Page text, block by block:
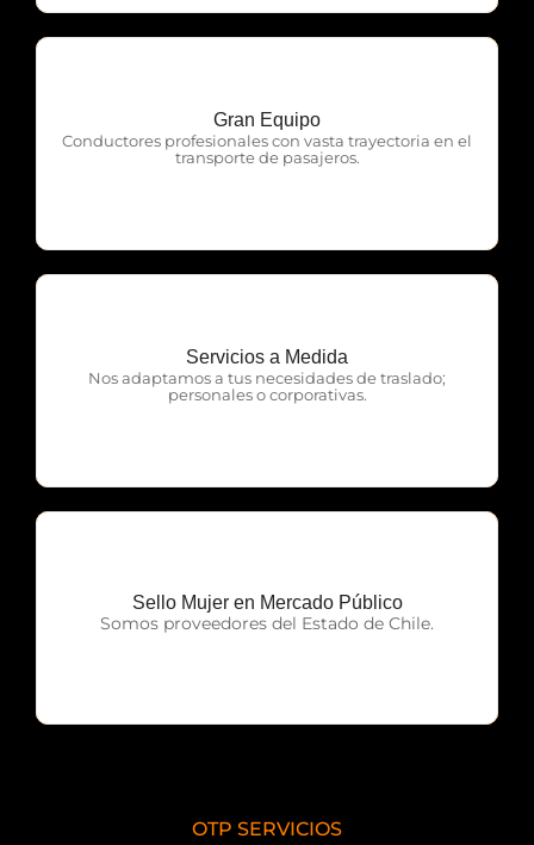
Gran Equipo
Conductores profesionales con vasta trayectoria en el
transporte de pasajeros.
OTP Servicios
Servicios a Medida
Nos adaptamos a tus necesidades de traslado;
personales o corporativas.
OTP Servicios
Sello Mujer en Mercado Público
Somos proveedores del Estado de Chile.
OTP Servicios
OTP SERVICIOS